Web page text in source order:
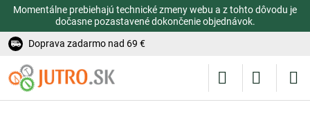
Momentálne prebiehajú technické zmeny webu a z tohto dôvodu je
dočasne pozastavené dokončenie objednávok.
Doprava zadarmo nad 69 €